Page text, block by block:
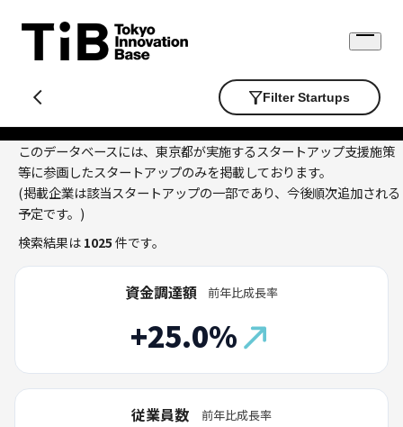
content
Open
Filter Startups
このデータベースには、東京都が実施するスタートアップ支援施策
等に参画したスタートアップのみを掲載しております。
(掲載企業は該当スタートアップの一部であり、今後順次追加される
予定です。)
検索結果は 1025 件です。
資金調達額
+25.0%
前年比成長率
従業員数 前年比成長率